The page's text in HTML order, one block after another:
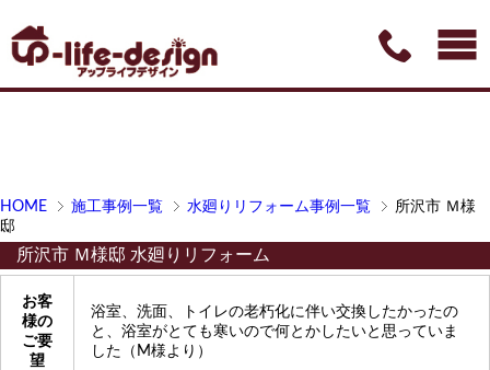
HOME 施工事例一覧 水廻りリフォーム事例一覧
所沢市 Ｍ様
邸
所沢市 Ｍ様邸 水廻りリフォーム
お客
様の
ご要
望
浴室、洗面、トイレの老朽化に伴い交換したかったの
と、浴室がとても寒いので何とかしたいと思っていま
した（M様より）